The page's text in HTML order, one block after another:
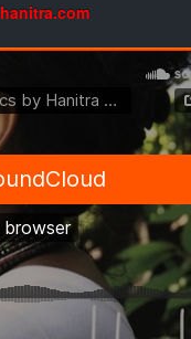
hanitra.com